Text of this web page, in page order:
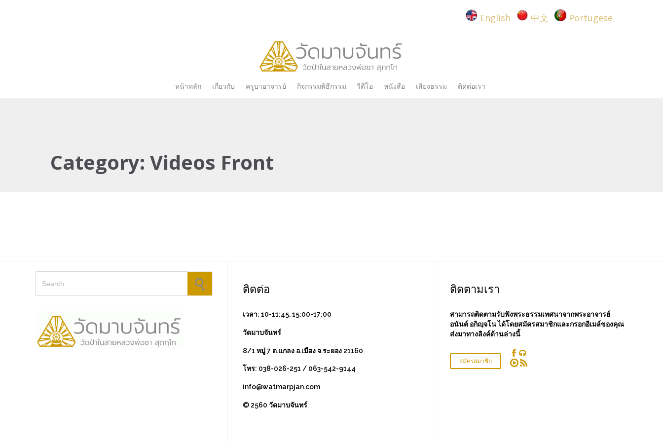
English 中文 Portugese
Skip
หน้าหลัก เกี่ยวกับ ครูบาอาจารย์ กิจกรรมพิธีกรรม วีดีโอ หนังสือ เสียงธรรม ติดต่อเรา
Category: Videos Front
ติดต่อ
เวลา: 10-11:45, 15:00-17:00
วัดมาบจันทร์
8/1 หมู่ 7 ต.แกลง อ.เมือง จ.ระยอง 21160
โทร: 038-026-251 / 063-542-9144
info@watmarpjan.com
© 2560 วัดมาบจันทร์
ติดตามเรา
สามารถติดตามรับฟังพระธรรมเทศนาจากพระอาจารย์
อนันต์ อกิญฺจโน ได้โดยสมัครสมาชิกและกรอกอีเมล์ของคุณ
ส่งมาทางลิงค์ด้านล่างนี้
สมัครสมาชิก
 
 